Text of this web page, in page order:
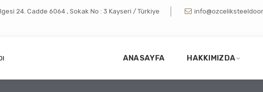
24. Cadde 6064 , Sokak No : 3 Kayseri / Türkiye
ANASAYFA HAKKIMIZDA